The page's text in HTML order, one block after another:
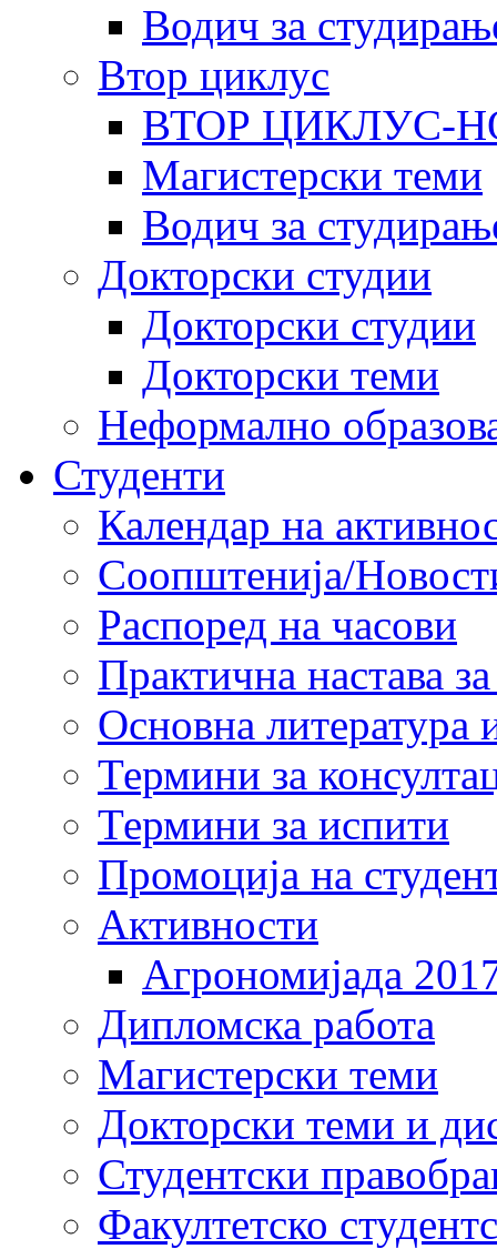
Водич за
Втор циклус
ВТОР ЦИКЛУС-
Магистерски теми
Водич за
Докторски студии
Докторски студии
Докторски теми
Неформално
Студенти
Календар на
Соопштенија/
Распоред на часови
Практична настава
Основна литература
Термини за
Термини за испити
Промоција на
Активности
Агрономијада
Дипломска работа
Магистерски теми
Докторски теми и
Студентски
Факултетско